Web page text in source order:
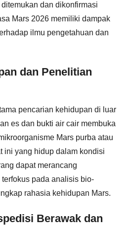
dan dikonfirmasi
Mars 2026 memiliki dampak
ilmu pengetahuan dan
dan Penelitian
pencarian kehidupan di luar
es dan bukti air cair membuka
Mars purba atau
ini yang hidup dalam kondisi
dapat merancang
pada analisis bio-
rahasia kehidupan Mars.
Berawak dan